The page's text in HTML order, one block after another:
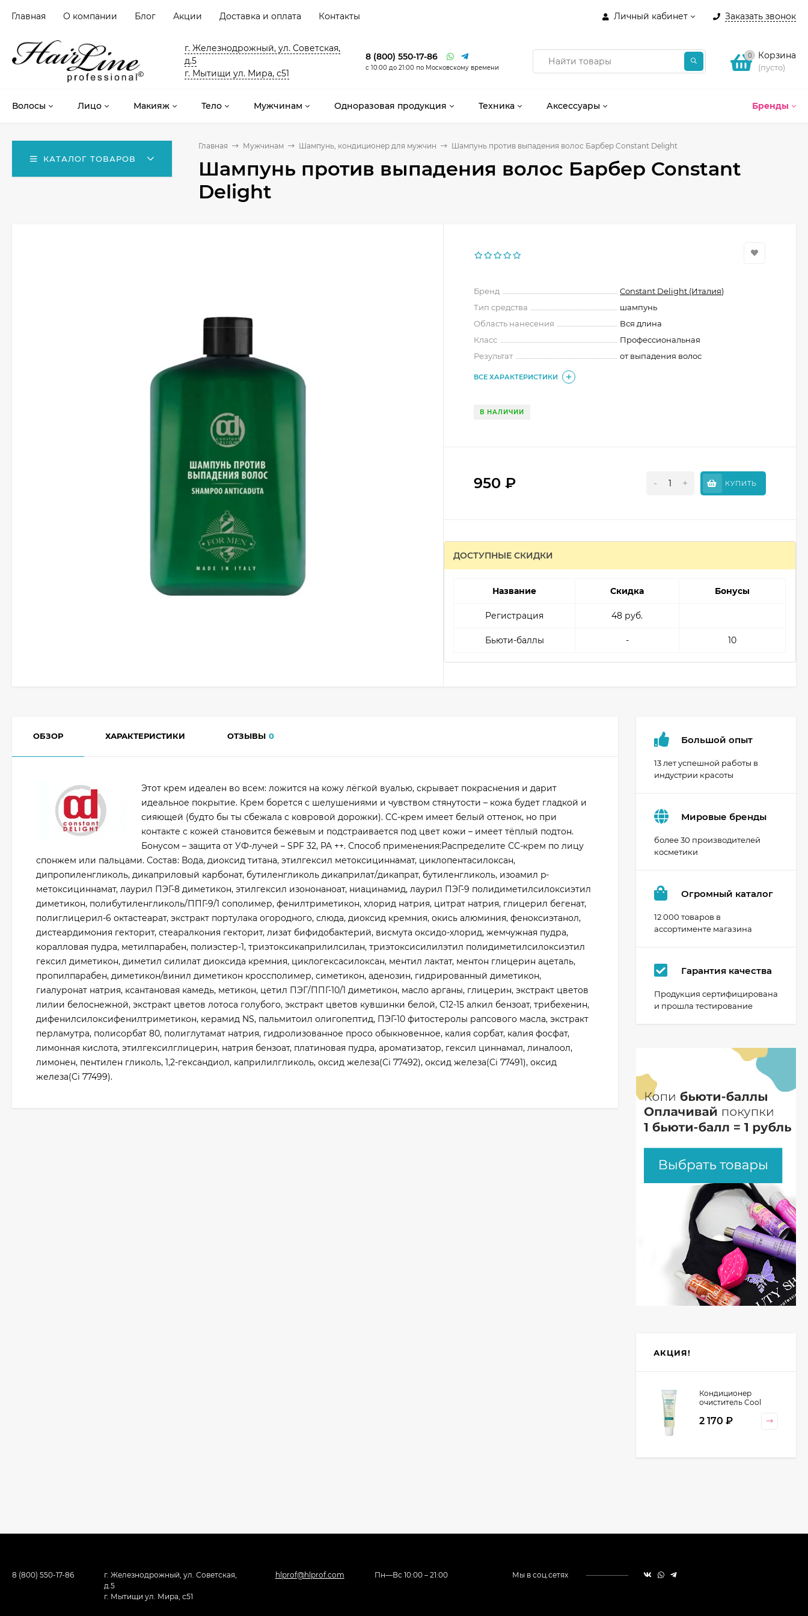
Личный кабинет Заказать звонок
Главная О компании Блог Акции Доставка и оплата Контакты
г. Железнодрожный, ул. Советская,
д.5
г. Мытищи ул. Мира, с51
8 (800) 550-17-86
с 10:00 до 21:00 по Московскому времени
0 Корзина
(пусто)
Бренды
Волосы Лицо Макияж Тело Мужчинам Одноразовая продукция Техника Аксессуары
КАТАЛОГ ТОВАРОВ
Главная Мужчинам Шампунь, кондиционер для мужчин Шампунь против выпадения волос Барбер Constant Delight
Шампунь против выпадения волос Барбер Constant
Delight
Бренд
Constant Delight (Италия)
Тип средства
шампунь
Область нанесения
Вся длина
Класс
Профессиональная
Результат
от выпадения волос
ВСЕ ХАРАКТЕРИСТИКИ
В НАЛИЧИИ
950₽ - + КУПИТЬ
ДОСТУПНЫЕ СКИДКИ
Название Скидка Бонусы
Регистрация 48 руб.
Бьюти-баллы - 10
ОБЗОР ХАРАКТЕРИСТИКИ ОТЗЫВЫ 0
Этот крем идеален во всем: ложится на кожу лёгкой вуалью, скрывает покраснения и дарит
идеальное покрытие. Крем борется с шелушениями и чувством стянутости – кожа будет гладкой и
сияющей (будто бы ты сбежала с ковровой дорожки). CC-крем имеет белый оттенок, но при
контакте с кожей становится бежевым и подстраивается под цвет кожи – имеет тёплый подтон.
Бонусом – защита от УФ-лучей – SPF 32, PA ++. Способ применения:Распределите СС-крем по лицу
спонжем или пальцами. Состав: Вода, диоксид титана, этилгексил метоксициннамат, циклопентасилоксан,
дипропиленгликоль, дикаприловый карбонат, бутиленгликоль дикаприлат/дикапрат, бутиленгликоль, изоамил p-
метоксициннамат, лаурил ПЭГ-8 диметикон, этилгексил изононаноат, ниацинамид, лаурил ПЭГ-9 полидиметилсилоксиэтил
диметикон, полибутиленгликоль/ППГ-9/1 сополимер, фенилтриметикон, хлорид натрия, цитрат натрия, глицерил бегенат,
полиглицерил-6 октастеарат, экстракт портулака огородного, слюда, диоксид кремния, окись алюминия, феноксиэтанол,
дистеардимония гекторит, стеаралкония гекторит, лизат бифидобактерий, висмута оксидо-хлорид, жемчужная пудра,
коралловая пудра, метилпарабен, полиэстер-1, триэтоксикаприлилсилан, триэтоксисилилэтил полидиметилсилоксиэтил
гексил диметикон, диметил силилат диоксида кремния, циклогексасилоксан, ментил лактат, ментон глицерин ацеталь,
пропилпарабен, диметикон/винил диметикон кроссполимер, симетикон, аденозин, гидрированный диметикон,
гиалуронат натрия, ксантановая камедь, метикон, цетил ПЭГ/ППГ-10/1 диметикон, масло арганы, глицерин, экстракт цветов
лилии белоснежной, экстракт цветов лотоса голубого, экстракт цветов кувшинки белой, С12-15 алкил бензоат, трибехенин,
дифенилсилоксифенилтриметикон, керамид NS, пальмитоил олигопептид, ПЭГ-10 фитостеролы рапсового масла, экстракт
перламутра, полисорбат 80, полиглутамат натрия, гидролизованное просо обыкновенное, калия сорбат, калия фосфат,
лимонная кислота, этилгексилглицерин, натрия бензоат, платиновая пудра, ароматизатор, гексил циннамал, линалоол,
лимонен, пентилен гликоль, 1,2-гександиол, каприлилгликоль, оксид железа(Ci 77492), оксид железа(Ci 77491), оксид
железа(Ci 77499).
Большой опыт
13 лет успешной работы в
индустрии красоты
Мировые бренды
более 30 производителей
косметики
Огромный каталог
12 000 товаров в
ассортименте магазина
Гарантия качества
Продукция сертифицирована
и прошла тестирование
АКЦИЯ!
Кондиционер
очиститель Cool
Cosmetics, 130 гр
2 170 ₽
8 (800) 550-17-86
г. Железнодрожный, ул. Советская,
д.5
г. Мытищи ул. Мира, с51
hlprof@hlprof.com Пн—Вс 10:00 – 21:00 Мы в соц.сетях